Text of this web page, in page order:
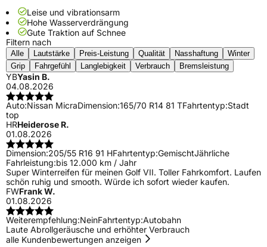
Leise und vibrationsarm
Hohe Wasserverdrängung
Gute Traktion auf Schnee
Filtern nach
Alle Lautstärke Preis-Leistung Qualität Nasshaftung
Winter
Grip
Fahrgefühl Langlebigkeit Verbrauch Bremsleistung
YBYasin B.
04.08.2026
Auto:Nissan MicraDimension:165/70 R14 81 TFahrtentyp:Stadt
top
HRHeiderose R.
01.08.2026
Dimension:205/55 R16 91 HFahrtentyp:GemischtJährliche
Fahrleistung:bis 12.000 km / Jahr
Super Winterreifen für meinen Golf VII. Toller Fahrkomfort. Laufen
schön ruhig und smooth. Würde ich sofort wieder kaufen.
FWFrank W.
01.08.2026
Weiterempfehlung:NeinFahrtentyp:Autobahn
Laute Abrollgeräusche und erhöhter Verbrauch
alle Kundenbewertungen anzeigen